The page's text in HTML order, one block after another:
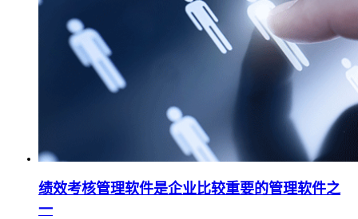
绩效考核管理软件是企业比较重要的管理软件之
一